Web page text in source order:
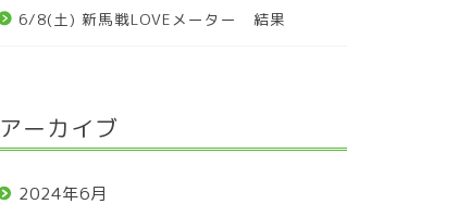
6/8(土) 新馬戦LOVEメーター 結果
アーカイブ
2024年6月